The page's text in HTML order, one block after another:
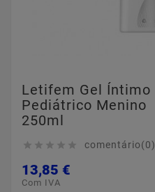
Letifem Gel Íntimo
Pediátrico Menino
250ml
     comentário(0)
13,85 €
Com IVA